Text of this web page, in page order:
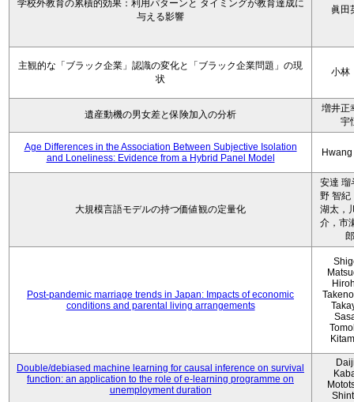
学校外教育の累積的効果：利用パターンと タイミングが教育達成に
与える影響
眞田
主観的な「ブラック企業」認識の変化と「ブラック企業問題」の現
状
小
遺産動機の男女差と保険加入の分析
増井正
宇
Age Differences in the Association Between Subjective Isolation
and Loneliness: Evidence from a Hybrid Panel Model
大規模言語モデルの持つ価値観の定量化
安達 瑠
野 智紀
湖太，
介，市
郎
Post-pandemic marriage trends in Japan: Impacts of economic
conditions and parental living arrangements
Double/debiased machine learning for causal inference on survival
function: an application to the role of e-learning programme on
unemployment duration